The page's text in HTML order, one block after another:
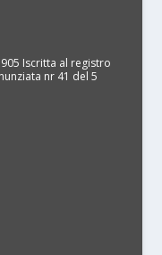
Iscritta al registro
nr 41 del 5